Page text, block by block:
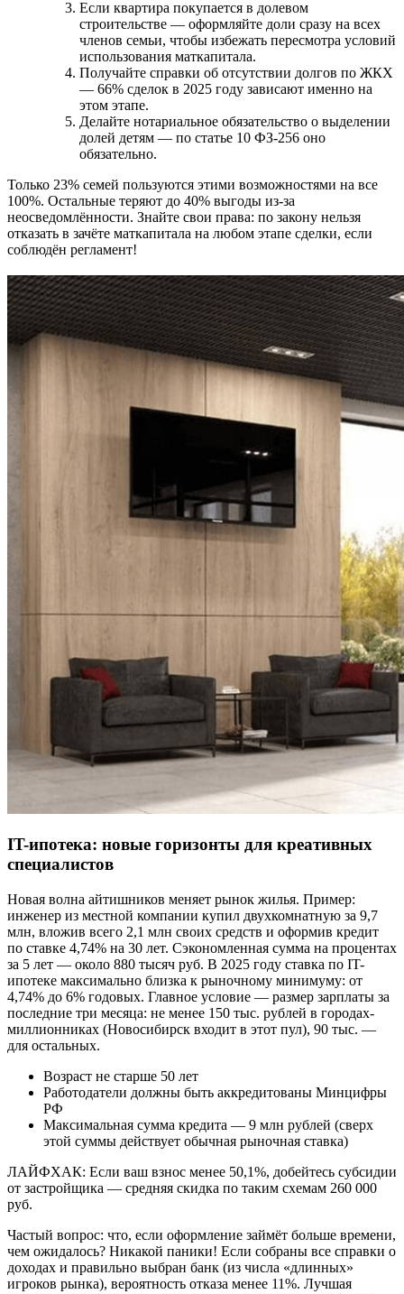
Если квартира покупается в долевом
строительстве — оформляйте доли сразу на всех
членов семьи, чтобы избежать пересмотра условий
использования маткапитала.
Получайте справки об отсутствии долгов по ЖКХ
— 66% сделок в 2025 году зависают именно на
этом этапе.
Делайте нотариальное обязательство о выделении
долей детям — по статье 10 ФЗ-256 оно
обязательно.
Только 23% семей пользуются этими возможностями на все
100%. Остальные теряют до 40% выгоды из-за
неосведомлённости. Знайте свои права: по закону нельзя
отказать в зачёте маткапитала на любом этапе сделки, если
соблюдён регламент!
IT-ипотека: новые горизонты для креативных
специалистов
Новая волна айтишников меняет рынок жилья. Пример:
инженер из местной компании купил двухкомнатную за 9,7
млн, вложив всего 2,1 млн своих средств и оформив кредит
по ставке 4,74% на 30 лет. Сэкономленная сумма на процентах
за 5 лет — около 880 тысяч руб. В 2025 году ставка по IT-
ипотеке максимально близка к рыночному минимуму: от
4,74% до 6% годовых. Главное условие — размер зарплаты за
последние три месяца: не менее 150 тыс. рублей в городах-
миллионниках (Новосибирск входит в этот пул), 90 тыс. —
для остальных.
Возраст не старше 50 лет
Работодатели должны быть аккредитованы Минцифры
РФ
Максимальная сумма кредита — 9 млн рублей (сверх
этой суммы действует обычная рыночная ставка)
ЛАЙФХАК: Если ваш взнос менее 50,1%, добейтесь субсидии
от застройщика — средняя скидка по таким схемам 260 000
руб.
Частый вопрос: что, если оформление займёт больше времени,
чем ожидалось? Никакой паники! Если собраны все справки о
доходах и правильно выбран банк (из числа «длинных»
игроков рынка), вероятность отказа менее 11%. Лучшая